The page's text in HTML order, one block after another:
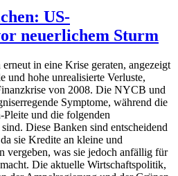
US-
neuerlichem Sturm
in eine Krise geraten, angezeigt
und hohe unrealisierte Verluste,
von 2008. Die NYCB und
Symptome, während die
und die folgenden
Diese Banken sind entscheidend
sie Kredite an kleine und
vergeben, was sie jedoch anfällig für
Die aktuelle Wirtschaftspolitik,